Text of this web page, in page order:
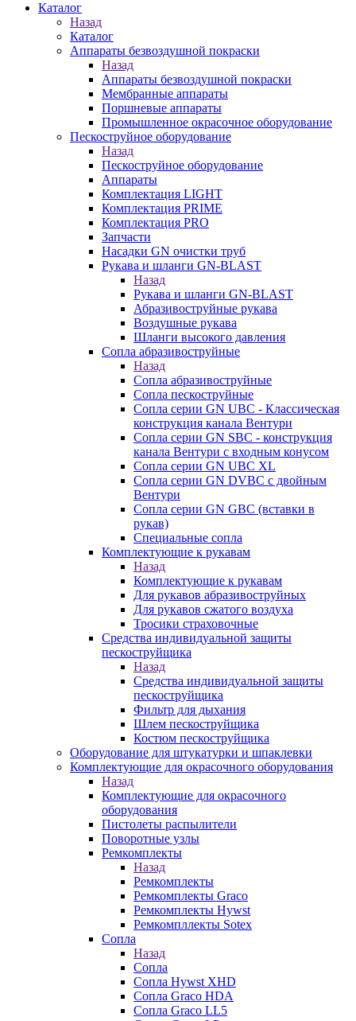
Каталог
Назад
Каталог
Аппараты безвоздушной покраски
Назад
Аппараты безвоздушной покраски
Мембранные аппараты
Поршневые аппараты
Промышленное окрасочное оборудование
Пескоструйное оборудование
Назад
Пескоструйное оборудование
Аппараты
Комплектация LIGHT
Комплектация PRIME
Комплектация PRO
Запчасти
Насадки GN очистки труб
Рукава и шланги GN-BLAST
Назад
Рукава и шланги GN-BLAST
Абразивоструйные рукава
Воздушные рукава
Шланги высокого давления
Сопла абразивоструйные
Назад
Сопла абразивоструйные
Сопла пескоструйные
Сопла серии GN UBC - Классическая
конструкция канала Вентури
Сопла серии GN SBC - конструкция
канала Вентури c входным конусом
Сопла серии GN UBC XL
Сопла серии GN DVBC с двойным
Вентури
Сопла серии GN GBC (вставки в
рукав)
Специальные сопла
Комплектующие к рукавам
Назад
Комплектующие к рукавам
Для рукавов абразивоструйных
Для рукавов сжатого воздуха
Тросики страховочные
Средства индивидуальной защиты
пескоструйщика
Назад
Средства индивидуальной защиты
пескоструйщика
Фильтр для дыхания
Шлем пескоструйщика
Костюм пескоструйщика
Оборудование для штукатурки и шпаклевки
Комплектующие для окрасочного оборудования
Назад
Комплектующие для окрасочного
оборудования
Пистолеты распылители
Поворотные узлы
Ремкомплекты
Назад
Ремкомплекты
Ремкомплекты Graco
Ремкомплекты Hywst
Ремкомпллекты Sotex
Сопла
Назад
Сопла
Сопла Hywst XHD
Сопла Graco HDA
Сопла Graco LL5